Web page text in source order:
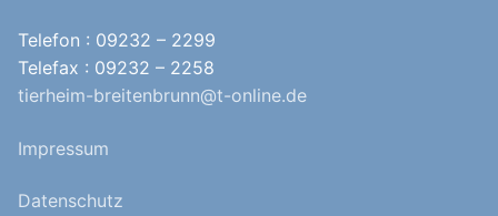
Telefon : 09232 – 2299
Telefax : 09232 – 2258
tierheim-breitenbrunn@t-online.de
Impressum
Datenschutz